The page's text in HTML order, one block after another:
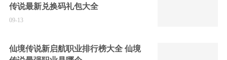
传说最新兑换码礼包大全
09-13
仙境传说新启航职业排行榜大全 仙境